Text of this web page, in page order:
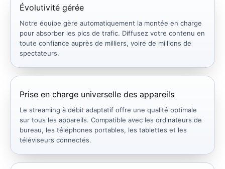
Évolutivité gérée
Notre équipe gère automatiquement la montée en charge
pour absorber les pics de trafic. Diffusez votre contenu en
toute confiance auprès de milliers, voire de millions de
spectateurs.
Prise en charge universelle des appareils
Le streaming à débit adaptatif offre une qualité optimale
sur tous les appareils. Compatible avec les ordinateurs de
bureau, les téléphones portables, les tablettes et les
téléviseurs connectés.